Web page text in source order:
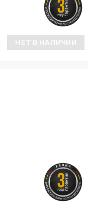
НЕТ В НАЛИЧИИ